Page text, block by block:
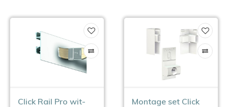
Click Rail Pro wit-
Montage set Click